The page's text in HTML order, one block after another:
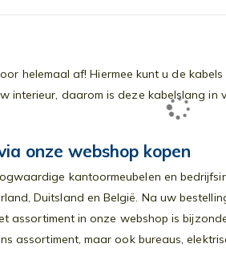
helemaal af! Hiermee kunt u de
interieur, daarom is deze kabelslang in
onze webshop kopen
kantoormeubelen en
Duitsland en België. Na uw
assortiment in onze webshop is
assortiment, maar ook bureaus,